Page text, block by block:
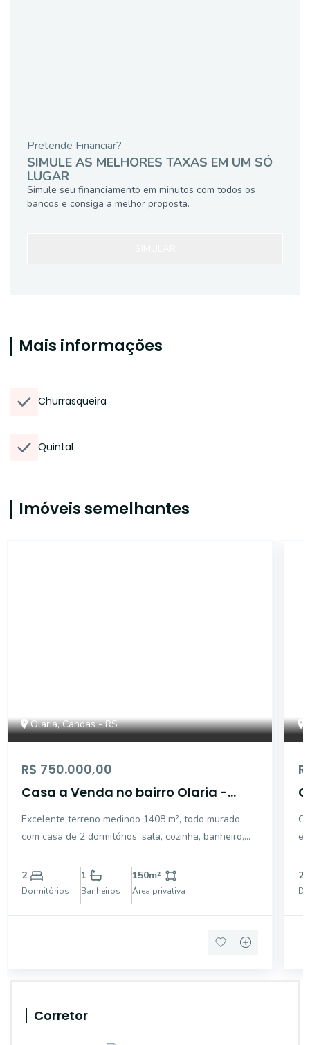
Pretende Financiar?
SIMULE AS MELHORES TAXAS EM UM SÓ
LUGAR
Simule seu financiamento em minutos com todos os
bancos e consiga a melhor proposta.
Mais informações
Churrasqueira
Quintal
Imóveis semelhantes
Olaria, Canoas - RS
R$ 750.000,00
Casa a Venda no bairro Olaria -
Excelente terreno medindo 1408 m², todo murado,
com casa de 2 dormitórios, sala, cozinha, banheiro,
churrasqueira. próximo a Nazario, condomínio,
escolas, acesso a cachoeirinha e ao centro de
2
Dormitórios
1
Banheiros
150m²
Área privativa
nos
2
Corretor